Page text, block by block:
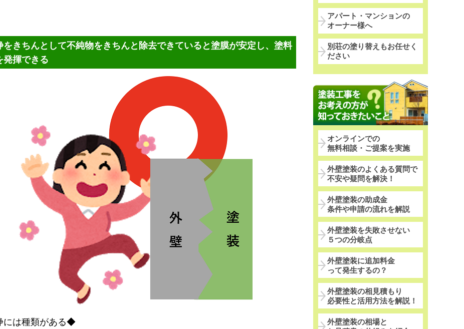
をきちんとして不純物をきちんと除去できていると塗膜が安定し、塗料
発揮できる
は種類がある◆
アパート・マンションの
オーナー様へ
別荘の塗り替えもお任せく
ださい
オンラインでの
無料相談・ご提案を実施
外壁塗装のよくある質問で
不安や疑問を解決！
外壁塗装の助成金
条件や申請の流れを解説
外壁塗装を失敗させない
５つの分岐点
外壁塗装に追加料金
って発生するの？
外壁塗装の相見積もり
必要性と活用方法を解説！
外壁塗装の相場と